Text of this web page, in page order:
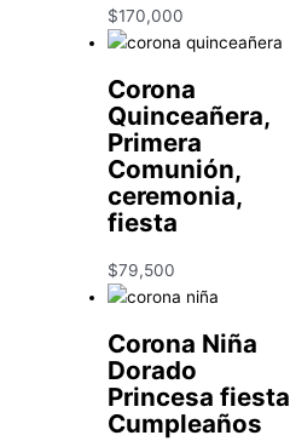
$170,000
Corona
Quinceañera,
Primera
Comunión,
ceremonia,
fiesta
$79,500
Corona Niña
Dorado
Princesa fiesta
Cumpleaños